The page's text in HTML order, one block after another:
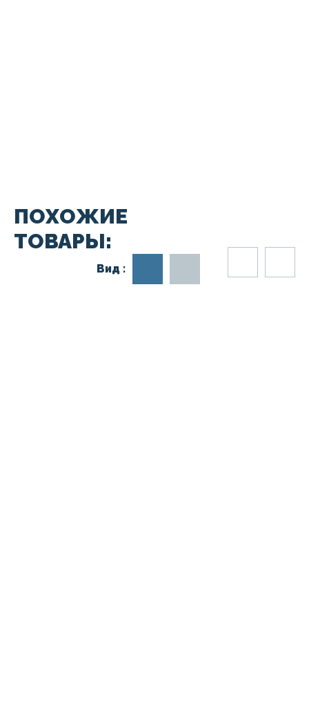
ПОХОЖИЕ
ТОВАРЫ:
Вид :